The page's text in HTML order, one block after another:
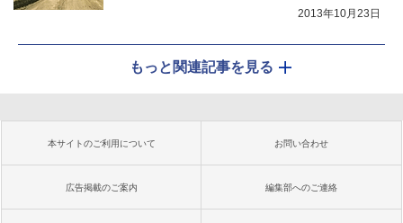
2013年10月23日
もっと関連記事を見る
本サイトのご利用について お問い合わせ
広告掲載のご案内 編集部へのご連絡